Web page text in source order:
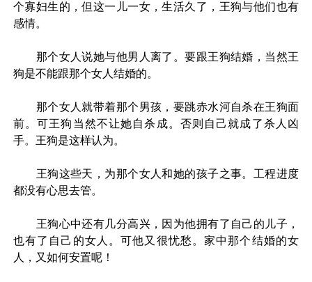
个寡妇生的，但这一儿一女，生活久了，王狗与他们也有
感情。
那个女人说她与他男人离了。要跟王狗结婚，当然王
狗是不能跟那个女人结婚的。
那个女人就带着那个男孩，要跳赤水河自杀在王狗面
前。可王狗当然不让她自杀成。否则自己就成了杀人凶
手。王狗是这样认为。
王狗这些天，为那个女人和她的孩子之事。工程进度
都没有心思去管。
王狗心中还有几分高兴，因为他拥有了自己的儿子，
也有了自己的女人。可他又很忧愁。家中那个结婚的女
人，又如何安置呢！